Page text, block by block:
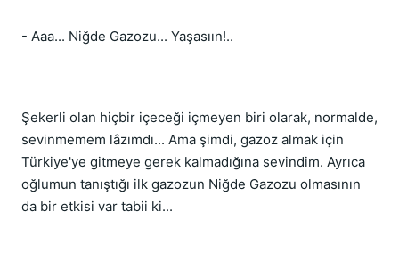
- Aaa... Niğde Gazozu... Yaşasıın!..
Şekerli olan hiçbir içeceği içmeyen biri olarak, normalde,
sevinmemem lâzımdı... Ama şimdi, gazoz almak için
Türkiye'ye gitmeye gerek kalmadığına sevindim. Ayrıca
oğlumun tanıştığı ilk gazozun Niğde Gazozu olmasının
da bir etkisi var tabii ki...